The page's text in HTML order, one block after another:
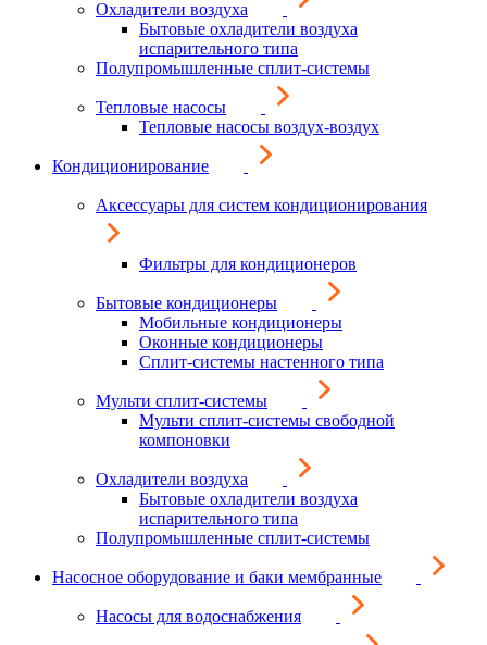
Охладители воздуха
Бытовые охладители воздуха
испарительного типа
Полупромышленные сплит-системы
Тепловые насосы
Тепловые насосы воздух-воздух
Кондиционирование
Аксессуары для систем кондиционирования
Фильтры для кондиционеров
Бытовые кондиционеры
Мобильные кондиционеры
Оконные кондиционеры
Сплит-системы настенного типа
Мульти сплит-системы
Мульти сплит-системы свободной
компоновки
Охладители воздуха
Бытовые охладители воздуха
испарительного типа
Полупромышленные сплит-системы
Насосное оборудование и баки мембранные
Насосы для водоснабжения